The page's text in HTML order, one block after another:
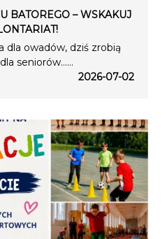
BATOREGO – WSKAKUJ
dla owadów, dziś zrobią
seniorów…...
2026-07-02